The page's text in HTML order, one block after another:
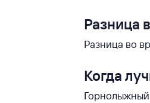
Разница
Разница во
Когда
Горнолыжный